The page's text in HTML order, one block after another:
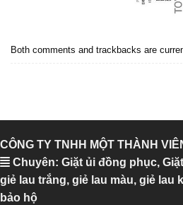
Both comments and trackbacks are
CÔNG TY TNHH MỘT THÀNH
Chuyên: Giặt ủi đồng phục,
giẻ lau trắng, giẻ lau màu, giẻ lau
bảo hộ